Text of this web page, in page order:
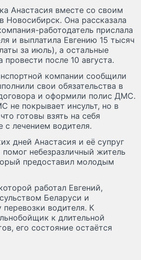
Анастасия вместе со своим
Новосибирск. Она рассказала
работодатель прислала
и выплатила Евгению 15 тысяч
за июль), а остальные
после 10 августа.
компании сообщили
свои обязательства в
и оформили полис ДМС.
не покрывает инсульт, но в
готовы взять на себя
с лечением водителя.
дней Анастасия и её супруг
небезразличный житель
предоставил молодым
работал Евгений,
Беларуси и
перевозки водителя. К
к длительной
его состояние остаётся